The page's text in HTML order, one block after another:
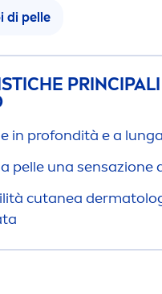
di pelle
in profondità e a
pelle una sensazione
cutanea